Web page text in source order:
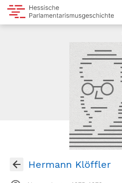
Hermann Klöffler